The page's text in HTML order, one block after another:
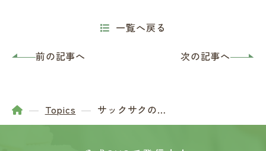
前の記事へ
一覧へ戻る
次の記事へ
Topics サックサクの…